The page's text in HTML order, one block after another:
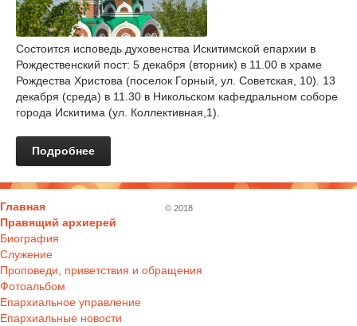
Состоится исповедь духовенства Искитимской епархии в
Рождественский пост: 5 декабря (вторник) в 11.00 в храме
Рождества Христова (поселок Горный, ул. Советская, 10). 13
декабря (среда) в 11.30 в Никольском кафедральном соборе
города Искитима (ул. Коллективная,1).
Подробнее
Главная
Правящий архиерей
Биография
Служение
Проповеди, приветствия и обращения
Фотоальбом
Епархиальное управление
Епархиальные новости
© 2018